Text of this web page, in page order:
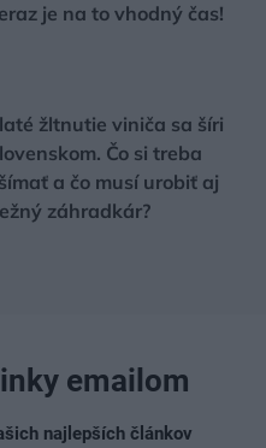
je na to vhodný čas!
žltnutie viniča sa šíri
Čo si treba
a čo musí urobiť aj
záhradkár?
emailom
najlepších článkov